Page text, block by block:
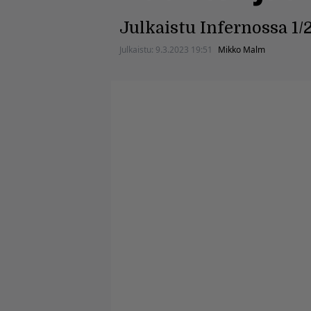
Julkaistu Infernossa 1/
Julkaistu: 9.3.2023 19:51 Mikko Malm